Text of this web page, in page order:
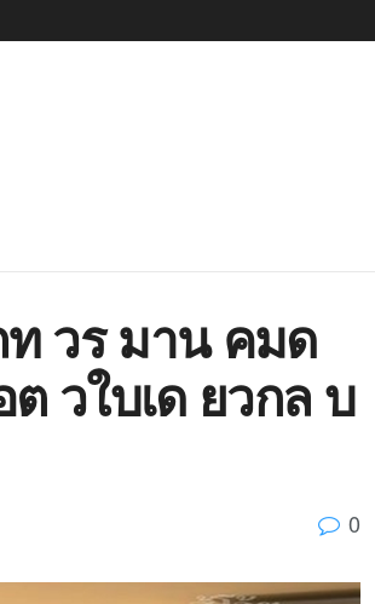
ท วร มาน คมด
วใบเด ยวกล บ
0